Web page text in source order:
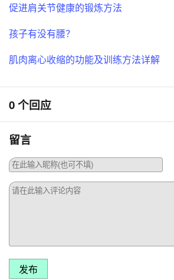
促进肩关节健康的锻炼方法
孩子有没有腰？
肌肉离心收缩的功能及训练方法详解
0 个回应
留言
发布